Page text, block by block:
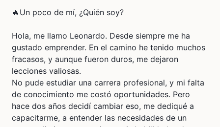
🔥Un poco de mí, ¿Quién soy?
Hola, me llamo Leonardo. Desde siempre me ha
gustado emprender. En el camino he tenido muchos
fracasos, y aunque fueron duros, me dejaron
lecciones valiosas.
No pude estudiar una carrera profesional, y mi falta
de conocimiento me costó oportunidades. Pero
hace dos años decidí cambiar eso, me dediqué a
capacitarme, a entender las necesidades de un